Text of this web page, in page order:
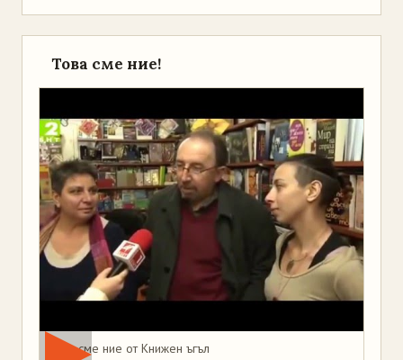
Това сме ние!
Това сме ние от Книжен ъгъл